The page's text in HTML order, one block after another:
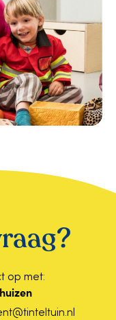
op met: